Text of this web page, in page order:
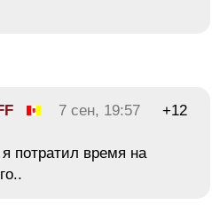
7 сен, 19:57 +12
потратил время на